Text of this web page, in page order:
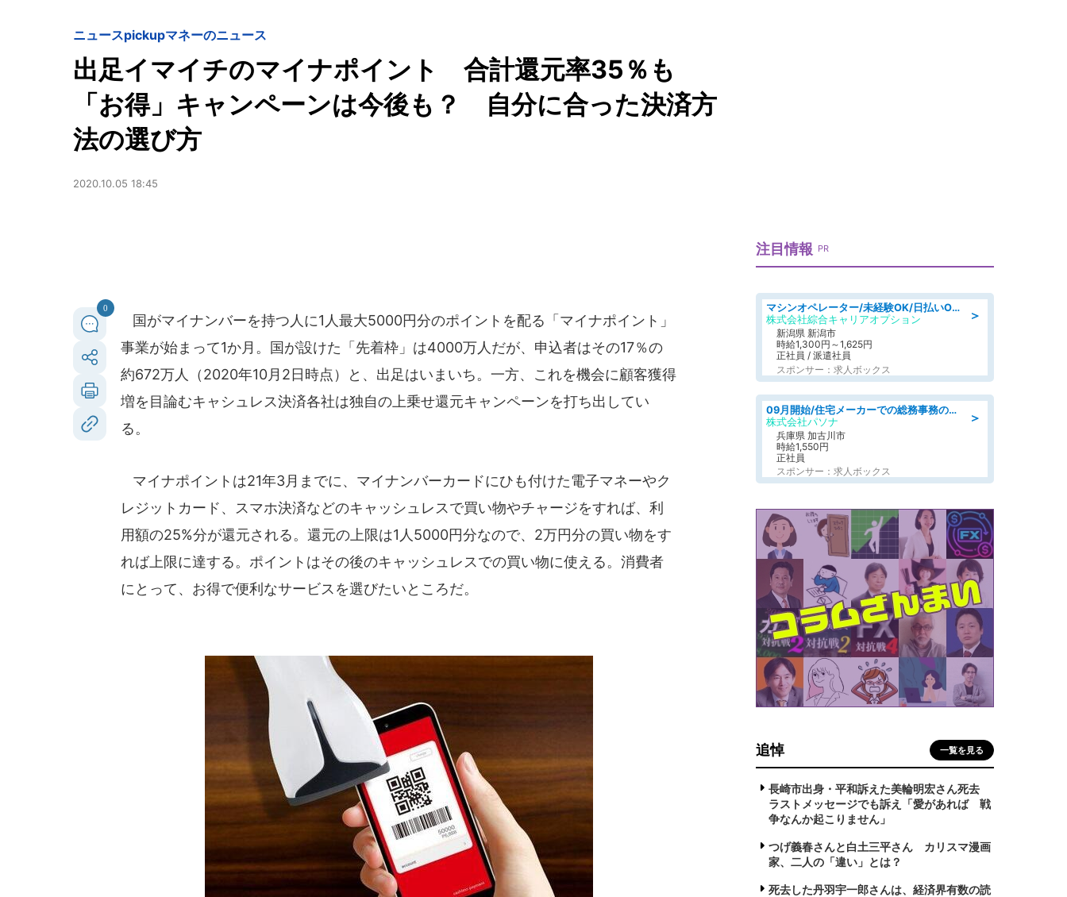
ニュースpickupマネーのニュース
出足イマイチのマイナポイント 合計還元率35％も
「お得」キャンペーンは今後も？ 自分に合った決済方
法の選び方
2020.10.05 18:45
0
国がマイナンバーを持つ人に1人最大5000円分のポイントを配る「マイナポイント」
事業が始まって1か月。国が設けた「先着枠」は4000万人だが、申込者はその17％の
約672万人（2020年10月2日時点）と、出足はいまいち。一方、これを機会に顧客獲得
増を目論むキャシュレス決済各社は独自の上乗せ還元キャンペーンを打ち出してい
る。
マイナポイントは21年3月までに、マイナンバーカードにひも付けた電子マネーやク
レジットカード、スマホ決済などのキャッシュレスで買い物やチャージをすれば、利
用額の25%分が還元される。還元の上限は1人5000円分なので、2万円分の買い物をす
れば上限に達する。ポイントはその後のキャッシュレスでの買い物に使える。消費者
にとって、お得で便利なサービスを選びたいところだ。
注目情報 PR
＞
マシンオペレーター/未経験OK/日払いOK/寮費無料/交替制/20・30・40代活躍中
株式会社綜合キャリアオプション
新潟県 新潟市
時給1,300円～1,625円
正社員 / 派遣社員
スポンサー：求人ボックス
＞
09月開始/住宅メーカーでの総務事務のお仕事/駅近/車通勤可/一般事務/人事労務
株式会社パソナ
兵庫県 加古川市
時給1,550円
正社員
スポンサー：求人ボックス
追悼 一覧を見る
長崎市出身・平和訴えた美輪明宏さん死去
ラストメッセージでも訴え「愛があれば 戦
争なんか起こりません」
つげ義春さんと白土三平さん カリスマ漫画
家、二人の「違い」とは？
死去した丹羽宇一郎さんは、経済界有数の読